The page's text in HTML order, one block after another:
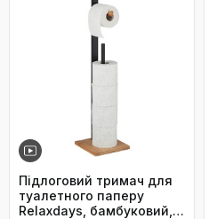
Підлоговий тримач для
туалетного паперу
Relaxdays, бамбуковий, з